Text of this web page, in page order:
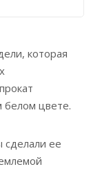
которая
белом цвете.
ее